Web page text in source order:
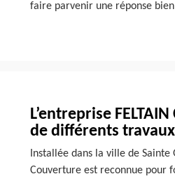
faire parvenir une réponse
L’entreprise
de différents travaux
Installée dans la ville de Sainte
Couverture est reconnue pour